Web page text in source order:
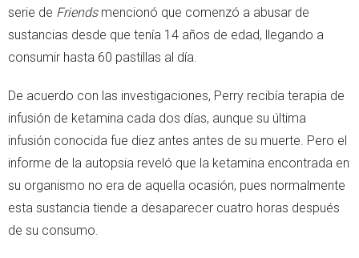
serie de Friendsmencionó que comenzó a abusar de
sustancias desde que tenía 14 años de edad, llegando a
consumir hasta 60 pastillas al día.
De acuerdo con las investigaciones, Perry recibía terapia de
infusión de ketamina cada dos días, aunque su última
infusión conocida fue diez antes antes de su muerte. Pero el
informe de la autopsia reveló que la ketamina encontrada en
su organismo no era de aquella ocasión, pues normalmente
esta sustancia tiende a desaparecer cuatro horas después
de su consumo.